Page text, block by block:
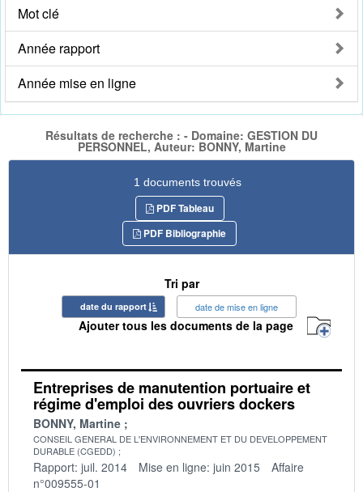
Mot clé
Année rapport
Année mise en ligne
Résultats de recherche : - Domaine: GESTION DU
PERSONNEL, Auteur: BONNY, Martine
1 documents trouvés
PDF Tableau
PDF Bibliographie
Tri par
date du rapport date de mise en ligne
Ajouter tous les documents de la page
Entreprises de manutention portuaire et
régime d'emploi des ouvriers dockers
BONNY, Martine
CONSEIL GENERAL DE L'ENVIRONNEMENT ET DU DEVELOPPEMENT
DURABLE (CGEDD)
Rapport: juil. 2014 Mise en ligne: juin 2015
Affaire
n°009555-01